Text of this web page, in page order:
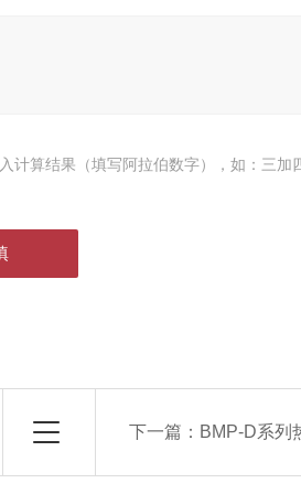
计算结果（填写阿拉伯数字），如：三加
下一篇： BMP-D系列热